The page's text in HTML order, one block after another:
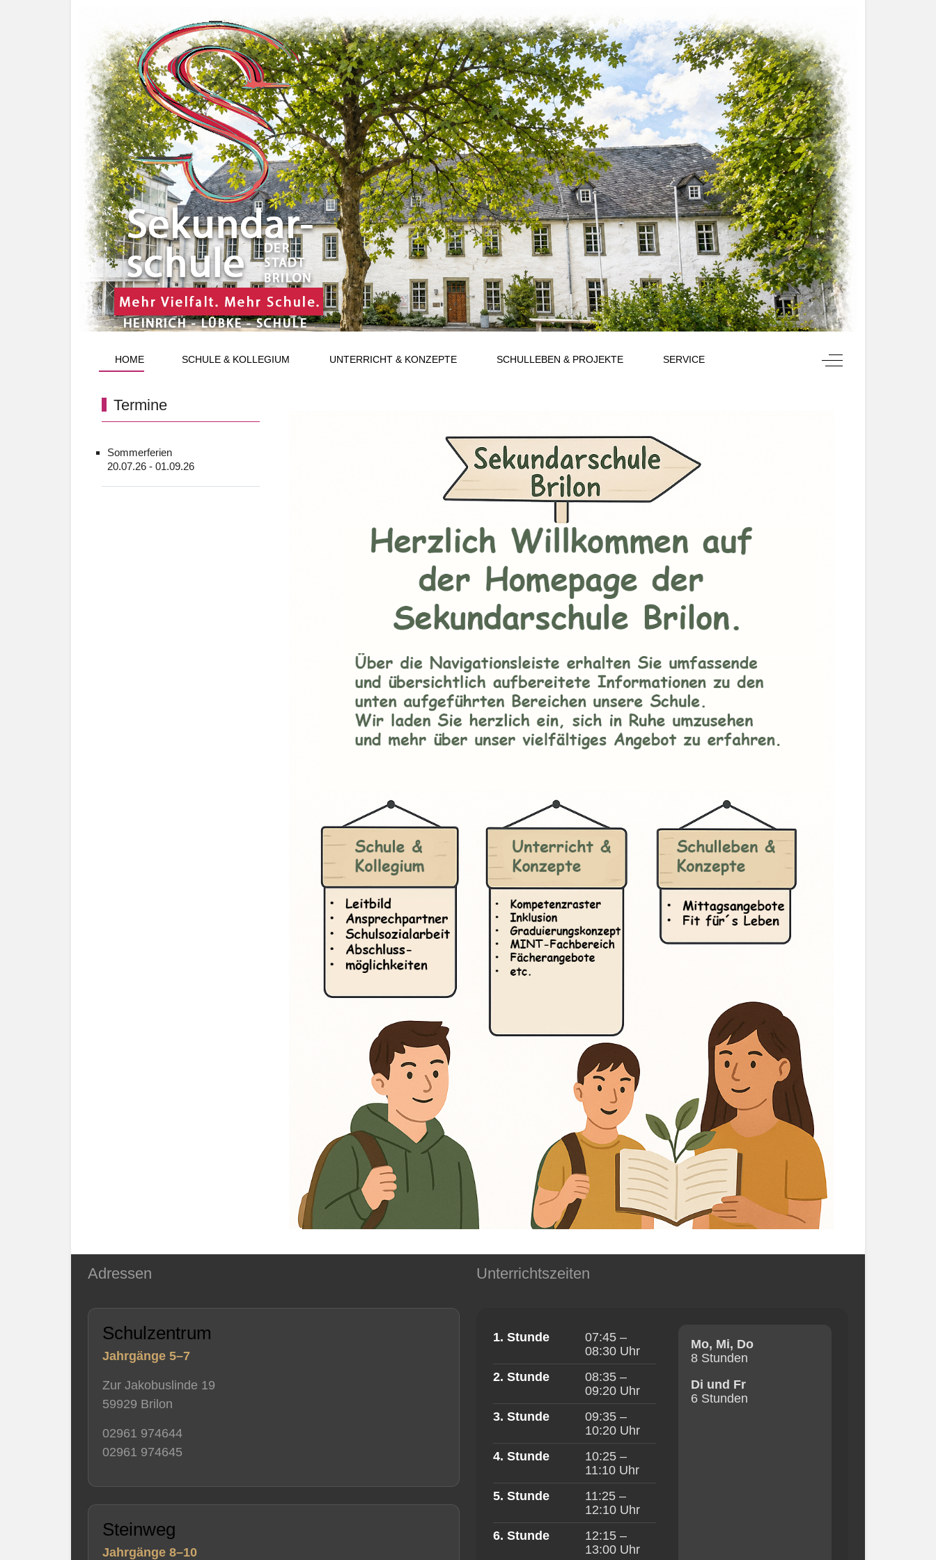
HOME SCHULE & KOLLEGIUM UNTERRICHT & KONZEPTE SCHULLEBEN & PROJEKTE SERVICE Off-Canvas Toggle
Termine
Sommerferien
20.07.26 - 01.09.26
Adressen
Schulzentrum
Jahrgänge 5–7
Zur Jakobuslinde 19
59929 Brilon
02961 974644
02961 974645
Steinweg
Jahrgänge 8–10
Unterrichtszeiten
1. Stunde
07:45 –
08:30 Uhr
2. Stunde
08:35 –
09:20 Uhr
3. Stunde
09:35 –
10:20 Uhr
4. Stunde
10:25 –
11:10 Uhr
5. Stunde
11:25 –
12:10 Uhr
6. Stunde
12:15 –
13:00 Uhr
Mo, Mi, Do
8 Stunden
Di und Fr
6 Stunden